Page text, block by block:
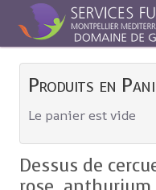
Dessus de
Produits en
Le panier est vide